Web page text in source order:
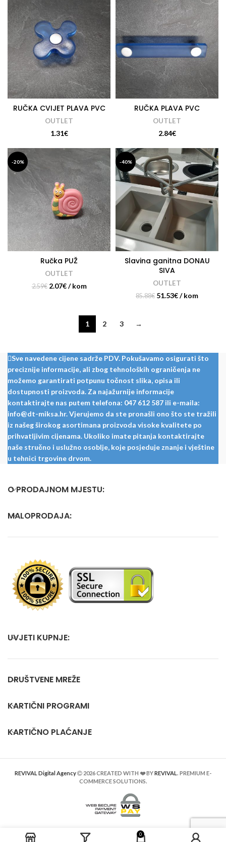
RUČKA CVIJET PLAVA PVC
OUTLET
1.31€
RUČKA PLAVA PVC
OUTLET
2.84€
-20%
Ručka PUŽ
OUTLET
2.59€ 2.07€/ kom
-40%
Slavina ganitna DONAU
SIVA
OUTLET
85.88€ 51.53€/ kom
1 2 3 →
Sve navedene cijene sadrže PDV. Pokušavamo osigurati što
preciznije informacije, ali zbog tehnoloških ograničenja ne
možemo garantirati potpunu točnost slika, opisa ili
dostupnosti proizvoda. Za najažurnije informacije
kontaktirajte nas putem telefona: 047 612 587 ili e-maila:
info@dt-miksa.hr. Vjerujemo da ste pronašli ono što ste tražili
iz našeg širokog asortimana proizvoda visoke kvalitete po
prihvatljivim cijenama. Ukoliko imate pitanja kontaktirajte
naše stručno i uslužno osoblje, koje posjeduje znanje i vještine
u tehnici trgovine drvom.
O PRODAJNOM MJESTU:
MALOPRODAJA:
UVJETI KUPNJE:
DRUŠTVENE MREŽE
KARTIČNI PROGRAMI
KARTIČNO PLAĆANJE
REVIVAL Digital Agency 2026 CREATED WITH ❤️ BYREVIVAL. PREMIUM E-
COMMERCE SOLUTIONS.
0